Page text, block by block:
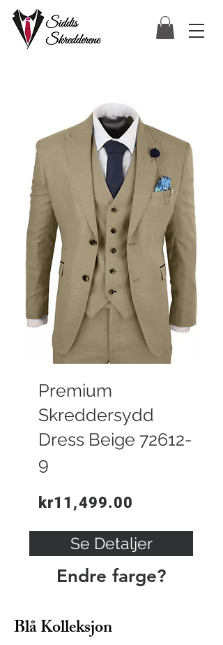
Premium
Skreddersydd
Dress Beige 72612-
9
kr11,499.00
Se Detaljer
Endre farge?
Blå Kolleksjon